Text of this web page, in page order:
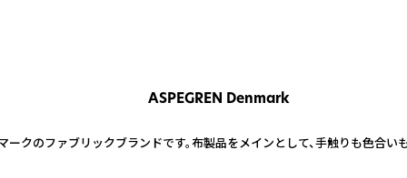
ASPEGREN Denmark
クのファブリックブランドです。布製品をメインとして、手触りも色合い